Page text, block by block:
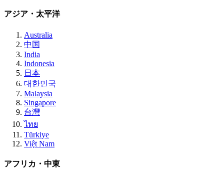
アジア・太平洋
Australia
中国
India
Indonesia
日本
대한민국
Malaysia
Singapore
台灣
ไทย
Türkiye
Việt Nam
アフリカ・中東